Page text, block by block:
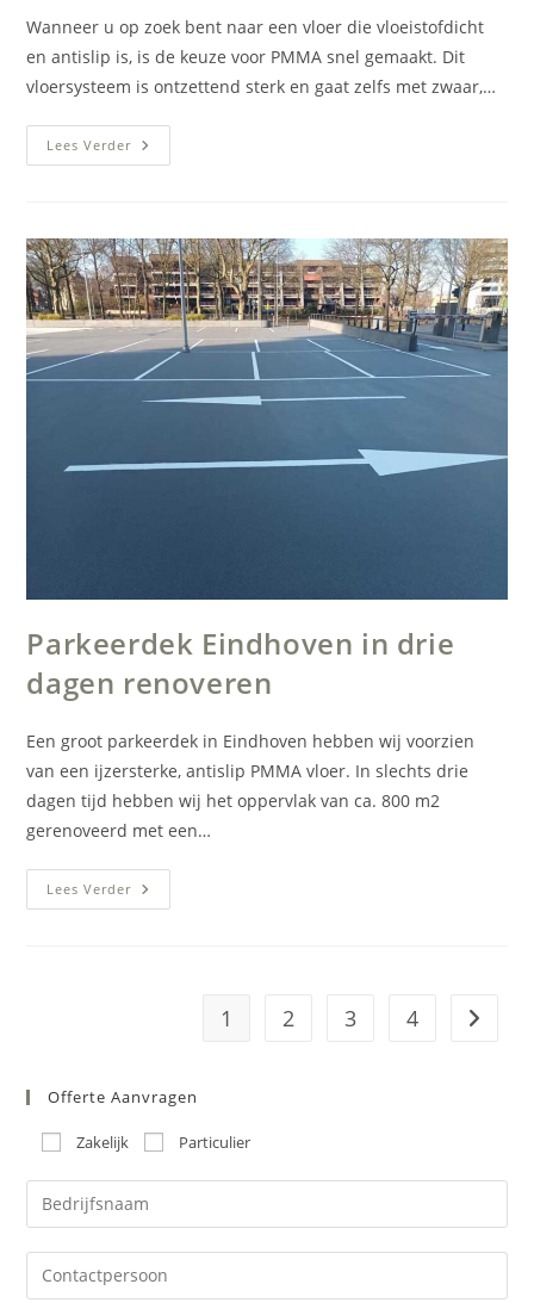
Wanneer u op zoek bent naar een vloer die vloeistofdicht
en antislip is, is de keuze voor PMMA snel gemaakt. Dit
vloersysteem is ontzettend sterk en gaat zelfs met zwaar,…
Lees VerderPMMA
Vloer
Parkeerdek Eindhoven in drie
dagen renoveren
Een groot parkeerdek in Eindhoven hebben wij voorzien
van een ijzersterke, antislip PMMA vloer. In slechts drie
dagen tijd hebben wij het oppervlak van ca. 800 m2
gerenoveerd met een…
Lees VerderParkeerdek
Eindhoven
1 2 3 4 Naar
Offerte Aanvragen
Zakelijk Particulier